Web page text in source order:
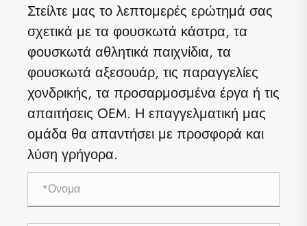
Στείλτε μας το λεπτομερές ερώτημά σας
σχετικά με τα φουσκωτά κάστρα, τα
φουσκωτά αθλητικά παιχνίδια, τα
φουσκωτά αξεσουάρ, τις παραγγελίες
χονδρικής, τα προσαρμοσμένα έργα ή τις
απαιτήσεις OEM. Η επαγγελματική μας
ομάδα θα απαντήσει με προσφορά και
λύση γρήγορα.